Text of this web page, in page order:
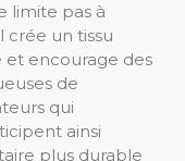
limite pas à
crée un tissu
et encourage des
de
qui
ainsi
plus durable